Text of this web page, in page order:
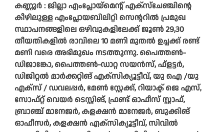
കണ്ണൂർ : ജില്ലാ എംപ്ലോയ്‌മെന്റ് എക്‌സ്‌ചേഞ്ചിന്റെ
കീഴിലുള്ള എംപ്ലോയബിലിറ്റി സെന്ററിൽ പ്രമുഖ
സ്ഥാപനങ്ങളിലെ ഒഴിവുകളിലേക്ക് ജൂൺ 29,30
തീയതികളിൽ രാവിലെ 10 മണി മുതൽ ഉച്ചക്ക് രണ്ട്
മണി വരെ അഭിമുഖം നടത്തുന്നു. പൈത്തൺ-
ഡിജാങ്കോ, പൈത്തൺ-ഡാറ്റ സയൻസ്, ഫ്‌ളട്ടർ,
ഡിജിറ്റൽ മാർക്കറ്റിങ് എക്‌സിക്യൂട്ടീവ്, യു ഐ /യു
എക്‌സ് / ഡവലപ്പർ, മേൺ സ്റ്റേക്ക്, റിയാക്ട് ജെ എസ്,
സോഫ്റ്റ് വെയർ ടെസ്റ്റിങ്, ഫ്രണ്ട് ഓഫീസ് സ്റ്റാഫ്,
ബ്രാഞ്ച് മാനേജർ, കളക്ഷൻ മാനേജർ, ബുക്കിങ്
ഓഫീസർ, കളക്ഷൻ എക്‌സിക്യൂട്ടീവ്, സിവിൽ